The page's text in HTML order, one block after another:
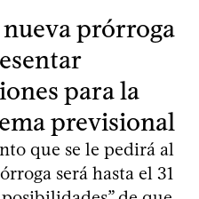
prórroga
para la
previsional
que se le pedirá al
será hasta el 31